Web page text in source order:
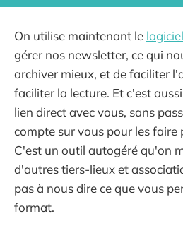
On utilise maintenant le
gérer nos newsletter, ce qui
archiver mieux, et de faciliter
faciliter la lecture. Et c'est
lien direct avec vous, sans
compte sur vous pour les faire
C'est un outil autogéré qu'on
d'autres tiers-lieux et
pas à nous dire ce que vous
format.